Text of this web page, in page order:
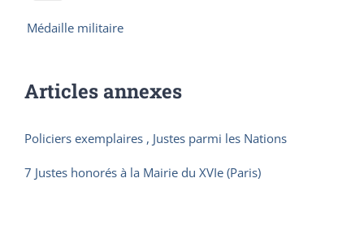
Médaille militaire
Articles annexes
Policiers exemplaires , Justes parmi les Nations
7 Justes honorés à la Mairie du XVIe (Paris)